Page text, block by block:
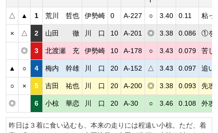
△ ▲ 1 荒川 哲也 伊勢崎 0 A-227 ○ 3.40 0.11 粘っ
× △ 2 山田 徹 川 口 10 A-201 ◎ 3.38 0.086 ①を
◎ 3 北渡瀬 充 伊勢崎 10 A-178 ○ 3.43 0.079 苦し
▲ ○ 4 梅内 幹雄 川 口 20 A-152 △ 3.43 0.097 追い
○ × 5 吉田 祐也 川 口 20 A-200 ◎ 3.38 0.093 先攻
◎ 6 小椋 華恋 川 口 20 A-30 ○ 3.46 0.108 外攻
昨日は３着に食い込むも、本来の走りには程遠い小椋。ただ、着